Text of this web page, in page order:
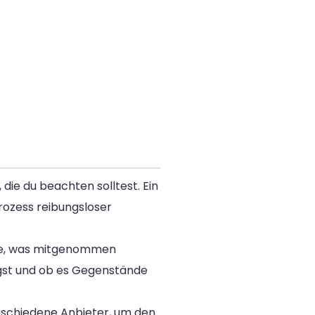
du beachten solltest. Ein
reibungsloser
was mitgenommen
und ob es Gegenstände